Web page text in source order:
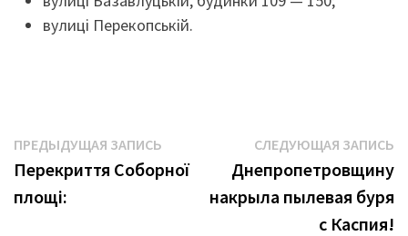
вулиці Перекопській.
Навигация
по
записям
ПРЕДЫДУЩАЯ ЗАПИСЬ
запись:
Перекриття Соборної
площі:
СЛЕДУЮЩАЯ ЗАПИСЬ
Днепропетровщину
накрыла пылевая буря
с Каспия!